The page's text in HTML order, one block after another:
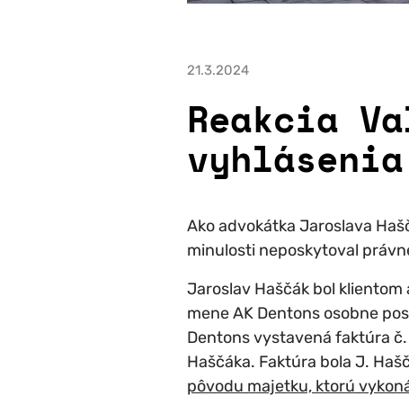
21.3.2024
Reakcia
Ako advokátka Jaroslava
minulosti neposkytoval
Jaroslav Haščák bol
mene AK Dentons osobne
Dentons vystavená faktúra
Haščáka. Faktúra bola J.
pôvodu majetku, ktorú